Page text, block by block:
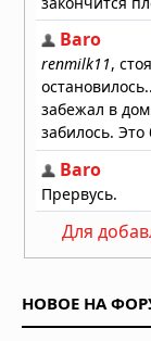
Для
НОВОЕ НА